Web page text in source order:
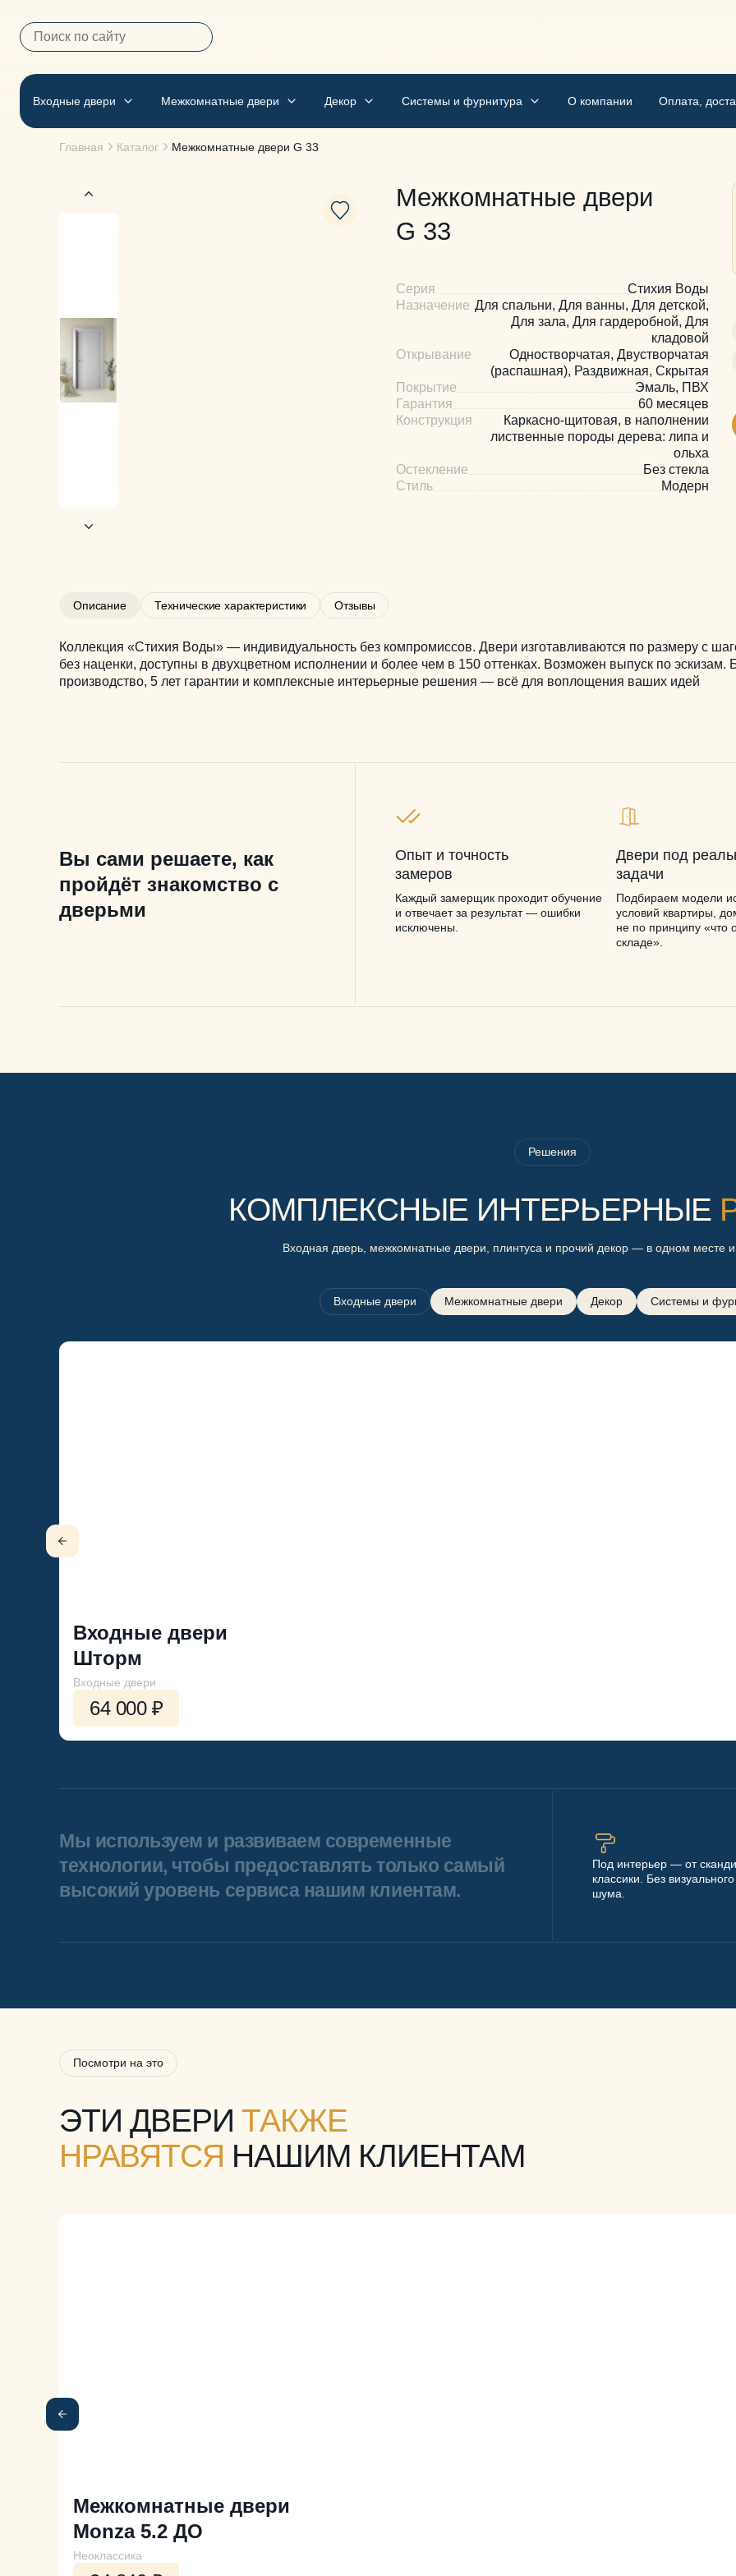
Входные двери Межкомнатные двери Декор Системы и фурнитура О компании Оплата,
Главная Каталог Межкомнатные двери G 33
Межкомнатные двери
G 33
Серия
Стихия Воды
Назначение Для спальни, Для ванны, Для детской,
Для зала, Для гардеробной, Для
кладовой
Открывание
Одностворчатая, Двустворчатая
(распашная), Раздвижная, Скрытая
Покрытие
Эмаль, ПВХ
Гарантия
60 месяцев
Конструкция
Каркасно-щитовая, в наполнении
лиственные породы дерева: липа и
ольха
Остекление
Без стекла
Стиль
Модерн
Описание Технические характеристики Отзывы
Коллекция «Стихия Воды» — индивидуальность без компромиссов. Двери изготавливаются по размеру с
без наценки, доступны в двухцветном исполнении и более чем в 150 оттенках. Возможен выпуск по эскизам.
производство, 5 лет гарантии и комплексные интерьерные решения — всё для воплощения ваших идей
Вы сами решаете, как
пройдёт знакомство с
дверьми
Опыт и точность
замеров
Каждый замерщик проходит обучение
и отвечает за результат — ошибки
исключены.
Двери под
задачи
Подбираем модели
условий квартиры,
не по принципу «что
складе».
Решения
КОМПЛЕКСНЫЕ ИНТЕРЬЕРНЫЕ
Входная дверь, межкомнатные двери, плинтуса и прочий декор — в одном месте
Входные двери Межкомнатные двери Декор Системы и
Входные двери
Шторм
Входные двери
64 000 ₽
Мы используем и развиваем современные
технологии, чтобы предоставлять только самый
высокий уровень сервиса нашим клиентам.
Под интерьер — от
классики. Без визуального
шума.
Посмотри на это
ЭТИ ДВЕРИ ТАКЖЕ
НРАВЯТСЯ НАШИМ КЛИЕНТАМ
Межкомнатные двери
Monza 5.2 ДО
Неоклассика